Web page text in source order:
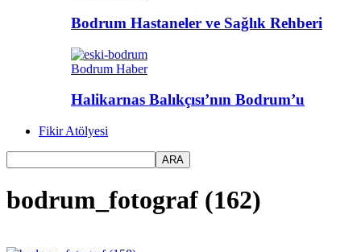
Bodrum Hastaneler ve Sağlık Rehberi
Bodrum Haber
Halikarnas Balıkçısı’nın Bodrum’u
Fikir Atölyesi
bodrum_fotograf (162)